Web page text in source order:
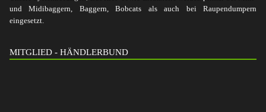
und Midibaggern, Baggern, Bobcats als auch bei Raupendumpern
eingesetzt.
MITGLIED - HÄNDLERBUND